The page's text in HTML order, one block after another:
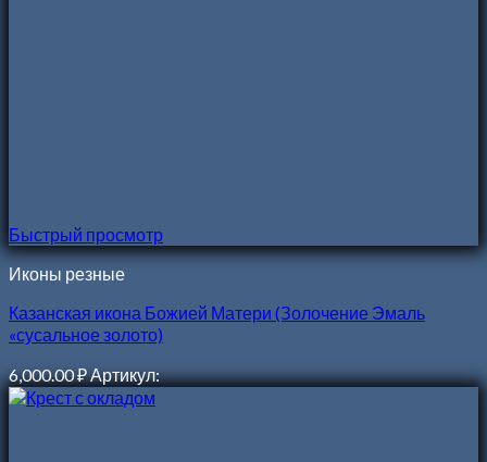
Быстрый просмотр
Иконы резные
Казанская икона Божией Матери (Золочение Эмаль
«сусальное золото)
6,000.00₽Артикул: